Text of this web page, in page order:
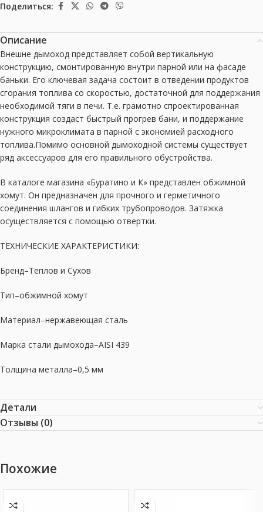
Поделиться:
Описание
Внешне дымоход представляет собой вертикальную
конструкцию, смонтированную внутри парной или на фасаде
баньки. Его ключевая задача состоит в отведении продуктов
сгорания топлива со скоростью, достаточной для поддержания
необходимой тяги в печи. Т.е. грамотно спроектированная
конструкция создаст быстрый прогрев бани, и поддержание
нужного микроклимата в парной с экономией расходного
топлива.Помимо основной дымоходной системы существует
ряд аксессуаров для его правильного обустройства.
В каталоге магазина «Буратино и К» представлен обжимной
хомут. Он предназначен для прочного и герметичного
соединения шлангов и гибких трубопроводов. Затяжка
осуществляется с помощью отвертки.
ТЕХНИЧЕСКИЕ ХАРАКТЕРИСТИКИ:
Бренд–Теплов и Сухов
Тип–обжимной хомут
Материал–нержавеющая сталь
Марка стали дымохода–AISI 439
Толщина металла–0,5 мм
Детали
Отзывы (0)
Похожие